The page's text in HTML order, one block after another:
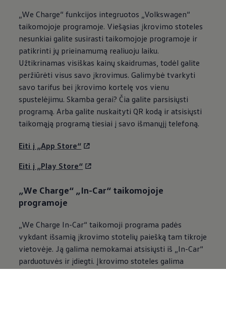
„We Charge“ funkcijos integruotos Volkswagen“
taikomojoje programoje. Viešąsias įkrovimo stoteles
nesunkiai galite susirasti taikomojoje programoje ir
patikrinti jų prieinamumą realiuoju laiku.
Užtikrinamas visiškas kainų skaidrumas, todėl galite
peržiūrėti visus savo įkrovimus. Galimybė tvarkyti
savo tarifus bei įkrovimo kortelę vos vienu
spustelėjimu. Skamba gerai? Čia galite parsisiųsti
programą. Arba galite nuskaityti QR kodą ir atsisiųsti
taikomąją programą tiesiai į savo išmanųjį telefoną.
Eiti į „App Store“
Eiti į „Play Store“
„We Charge“ „In-Car“ taikomojoje
programoje
„We Charge In-Car“ taikomoji programa padės
vykdant išsamią įkrovimo stotelių paiešką tam tikroje
vietovėje. Ją galima nemokamai atsisiųsti iš „In-Car“
parduotuvės ir įdiegti. Įkrovimo stoteles galima